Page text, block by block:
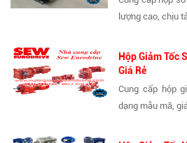
lượng cao, chịu
Hộp Giảm Tốc
Giá Rẻ
Cung cấp hộp
dạng mẫu mã,